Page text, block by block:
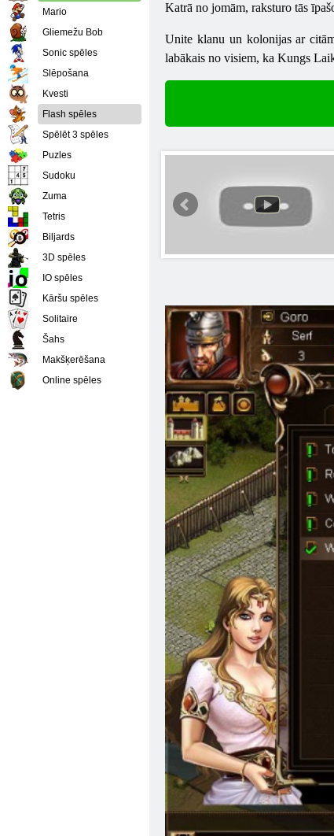
Katrā no jomām, raksturo tās
Unite klanu un kolonijas ar
labākais no visiem, ka Kungs
Mario
Gliemežu Bob
Sonic spēles
Slēpošana
Kvesti
Flash spēles
Spēlēt 3 spēles
Puzles
Sudoku
Zuma
Tetris
Biljards
3D spēles
IO spēles
Kāršu spēles
Solitaire
Šahs
Makšķerēšana
Online spēles